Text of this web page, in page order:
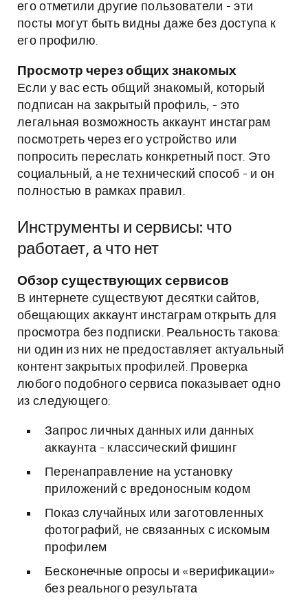
его отметили другие пользователи - эти
посты могут быть видны даже без доступа к
его профилю.
Просмотр через общих знакомых
Если у вас есть общий знакомый, который
подписан на закрытый профиль, - это
легальная возможность аккаунт инстаграм
посмотреть через его устройство или
попросить переслать конкретный пост. Это
социальный, а не технический способ - и он
полностью в рамках правил.
Инструменты и сервисы: что
работает, а что нет
Обзор существующих сервисов
В интернете существуют десятки сайтов,
обещающих аккаунт инстаграм открыть для
просмотра без подписки. Реальность такова:
ни один из них не предоставляет актуальный
контент закрытых профилей. Проверка
любого подобного сервиса показывает одно
из следующего:
Запрос личных данных или данных
аккаунта - классический фишинг
Перенаправление на установку
приложений с вредоносным кодом
Показ случайных или заготовленных
фотографий, не связанных с искомым
профилем
Бесконечные опросы и «верификации»
без реального результата